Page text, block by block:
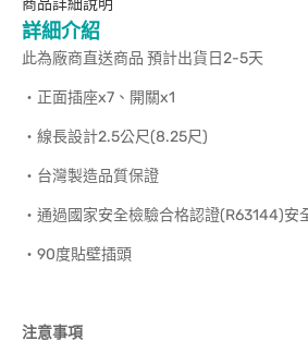
商品詳細說明
詳細介紹
此為廠商直送商品 預計出貨日2-5天
‧正面插座x7、開關x1
‧線長設計2.5公尺(8.25尺)
‧台灣製造品質保證
‧通過國家安全檢驗合格認證(R63144)安
‧90度貼壁插頭
注意事項